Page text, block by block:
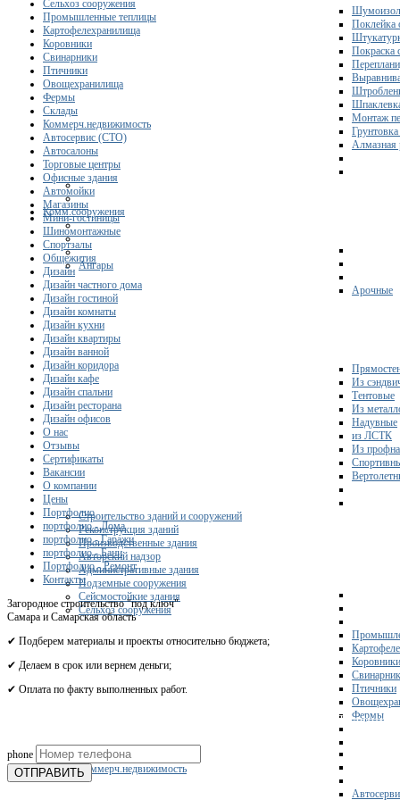
Поклейка
Покраска
Монтаж
Грунтовка
Алмазная
Комм.сооружения
Ангары
Арочные
Из
Тентовые
Из
Надувные
из ЛСТК
Из
Строительство зданий и сооружений
Реконструкция зданий
Производственные здания
Авторский надзор
Административные здания
Подземные сооружения
Сейсмостойкие здания
Сельхоз сооружения
Коровники
Птичники
Фермы
Склады
Коммерч.недвижимость
Сельхоз сооружения
Промышленные теплицы
Картофелехранилища
Коровники
Свинарники
Птичники
Овощехранилища
Фермы
Склады
Коммерч.недвижимость
Автосервис (СТО)
Автосалоны
Торговые центры
Офисные здания
Автомойки
Магазины
Мини-гостиницы
Шиномонтажные
Спортзалы
Общежития
Дизайн
Дизайн частного дома
Дизайн гостиной
Дизайн комнаты
Дизайн кухни
Дизайн квартиры
Дизайн ванной
Дизайн коридора
Дизайн кафе
Дизайн спальни
Дизайн ресторана
Дизайн офисов
О нас
Отзывы
Сертификаты
Вакансии
О компании
Цены
Портфолио
портфолио - Дома
портфолио - Гаражи
портфолио - Бани
Портфолио - Ремонт
Контакты
Загородное строительство "под ключ"
Самара и Самарская область
✔ Подберем материалы и проекты относительно бюджета;
✔ Делаем в срок или вернем деньги;
✔ Оплата по факту выполненных работ.
phone
ОТПРАВИТЬ